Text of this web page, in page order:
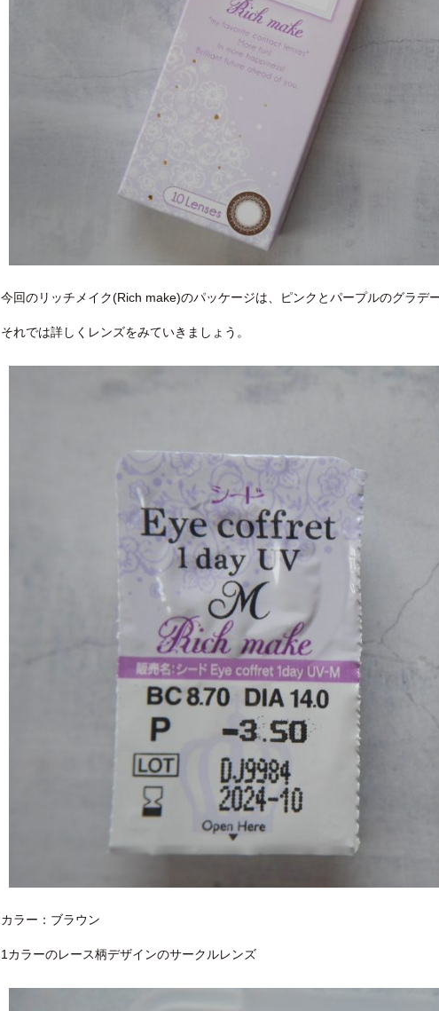
今回のリッチメイク(Rich make)のパッケージは、ピンクとパープルのグラデ
それでは詳しくレンズをみていきましょう。
カラー：ブラウン
1カラーのレース柄デザインのサークルレンズ